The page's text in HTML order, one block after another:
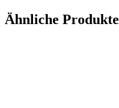
Ähnliche Produkte